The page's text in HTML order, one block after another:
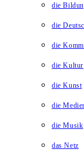
die
die
die
die Kultur
die Kunst
die
die Musik
das Netz